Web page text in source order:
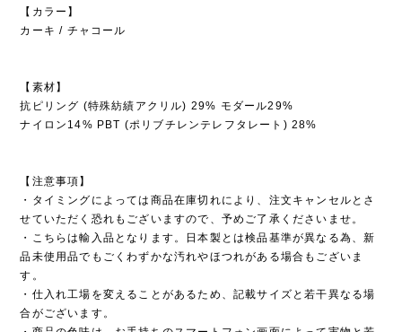
【カラー】
カーキ / チャコール
【素材】
抗ピリング (特殊紡績アクリル) 29% モダール29%
ナイロン14% PBT (ポリブチレンテレフタレート) 28%
【注意事項】
・タイミングによっては商品在庫切れにより、注文キャンセルとさ
せていただく恐れもございますので、予めご了承くださいませ。
・こちらは輸入品となります。日本製とは検品基準が異なる為、新
品未使用品でもごくわずかな汚れやほつれがある場合もございま
す。
・仕入れ工場を変えることがあるため、記載サイズと若干異なる場
合がございます。